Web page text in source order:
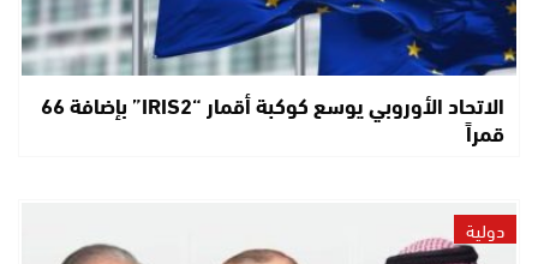
الاتحاد الأوروبي يوسع كوكبة أقمار “IRIS2” بإضافة 66
قمراً
دولية